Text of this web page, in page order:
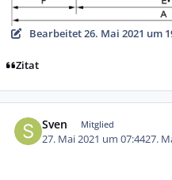
Bearbeitet26. Mai 2021 um
Zitat
Sven Mitglied
27. Mai 2021 um 07:4427.